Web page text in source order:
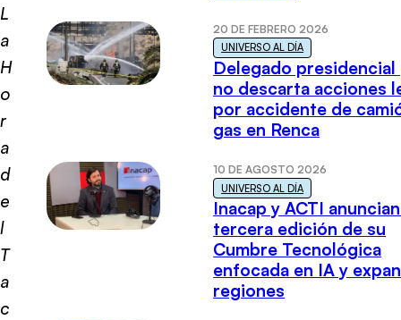
L
a
H
o
r
a
d
e
l
T
a
c
20 DE FEBRERO 2026
UNIVERSO AL DÍA
Delegado presidencial
no descarta acciones
por accidente de
gas en Renca
10 DE AGOSTO 2026
UNIVERSO AL DÍA
Inacap y ACTI
tercera edición de su
Cumbre Tecnológica
enfocada en IA y
regiones